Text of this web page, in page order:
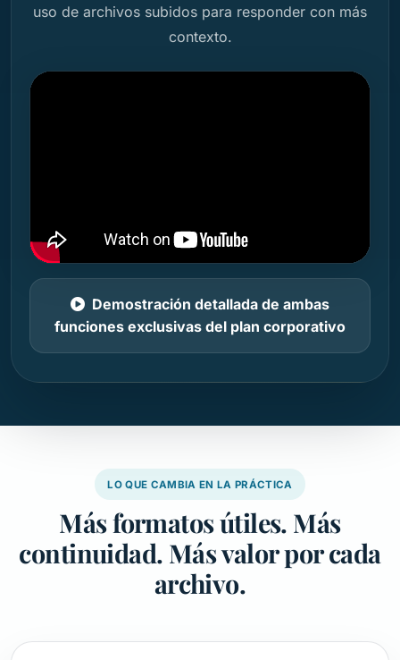
uso de archivos subidos para responder con más
contexto.
Demostración detallada de ambas
funciones exclusivas del plan corporativo
LO QUE CAMBIA EN LA PRÁCTICA
Más formatos útiles. Más
continuidad. Más valor por cada
archivo.